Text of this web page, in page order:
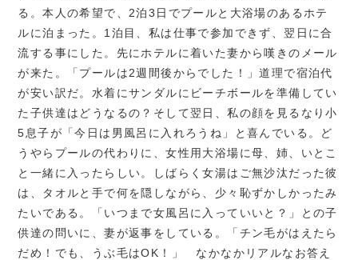
る。本人の希望で、2泊3日でプールと大浴場のあるホテ
ルに泊まった。1泊目、私は仕事で参加できず、翌日に合
流する事にした。先にホテルに着いた妻から嘆きのメール
が来た。「プールは2週間後からでした！」道理で宿泊代
が安い訳だ。水着にサンダルにビーチボールを準備してい
た子供達はどうなるの？そして翌日、私の顔を見るなり小
5息子が「今日は男風呂に入れろうね」と喜んでいる。ど
うやらプールの代わりに、女性用大浴場に母、姉、いとこ
と一緒に入ったらしい。しばらく女湯はご無沙汰だった彼
は、タオルと手で何を隠しながら、少々恥ずかしかったみ
たいである。「いつまで女風呂に入っていいと？」との子
供達の問いに、妻が返事をしている。「チン毛がはえたら
だめ！でも、うぶ毛はOK！」 なかなかリアルなお答え